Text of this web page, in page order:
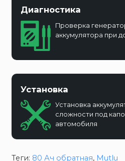
Диагностика
Проверка
аккумулятора при
Установка
Установка
сложности под
автомобиля
Теги: 80 Ач обратная, Mutlu